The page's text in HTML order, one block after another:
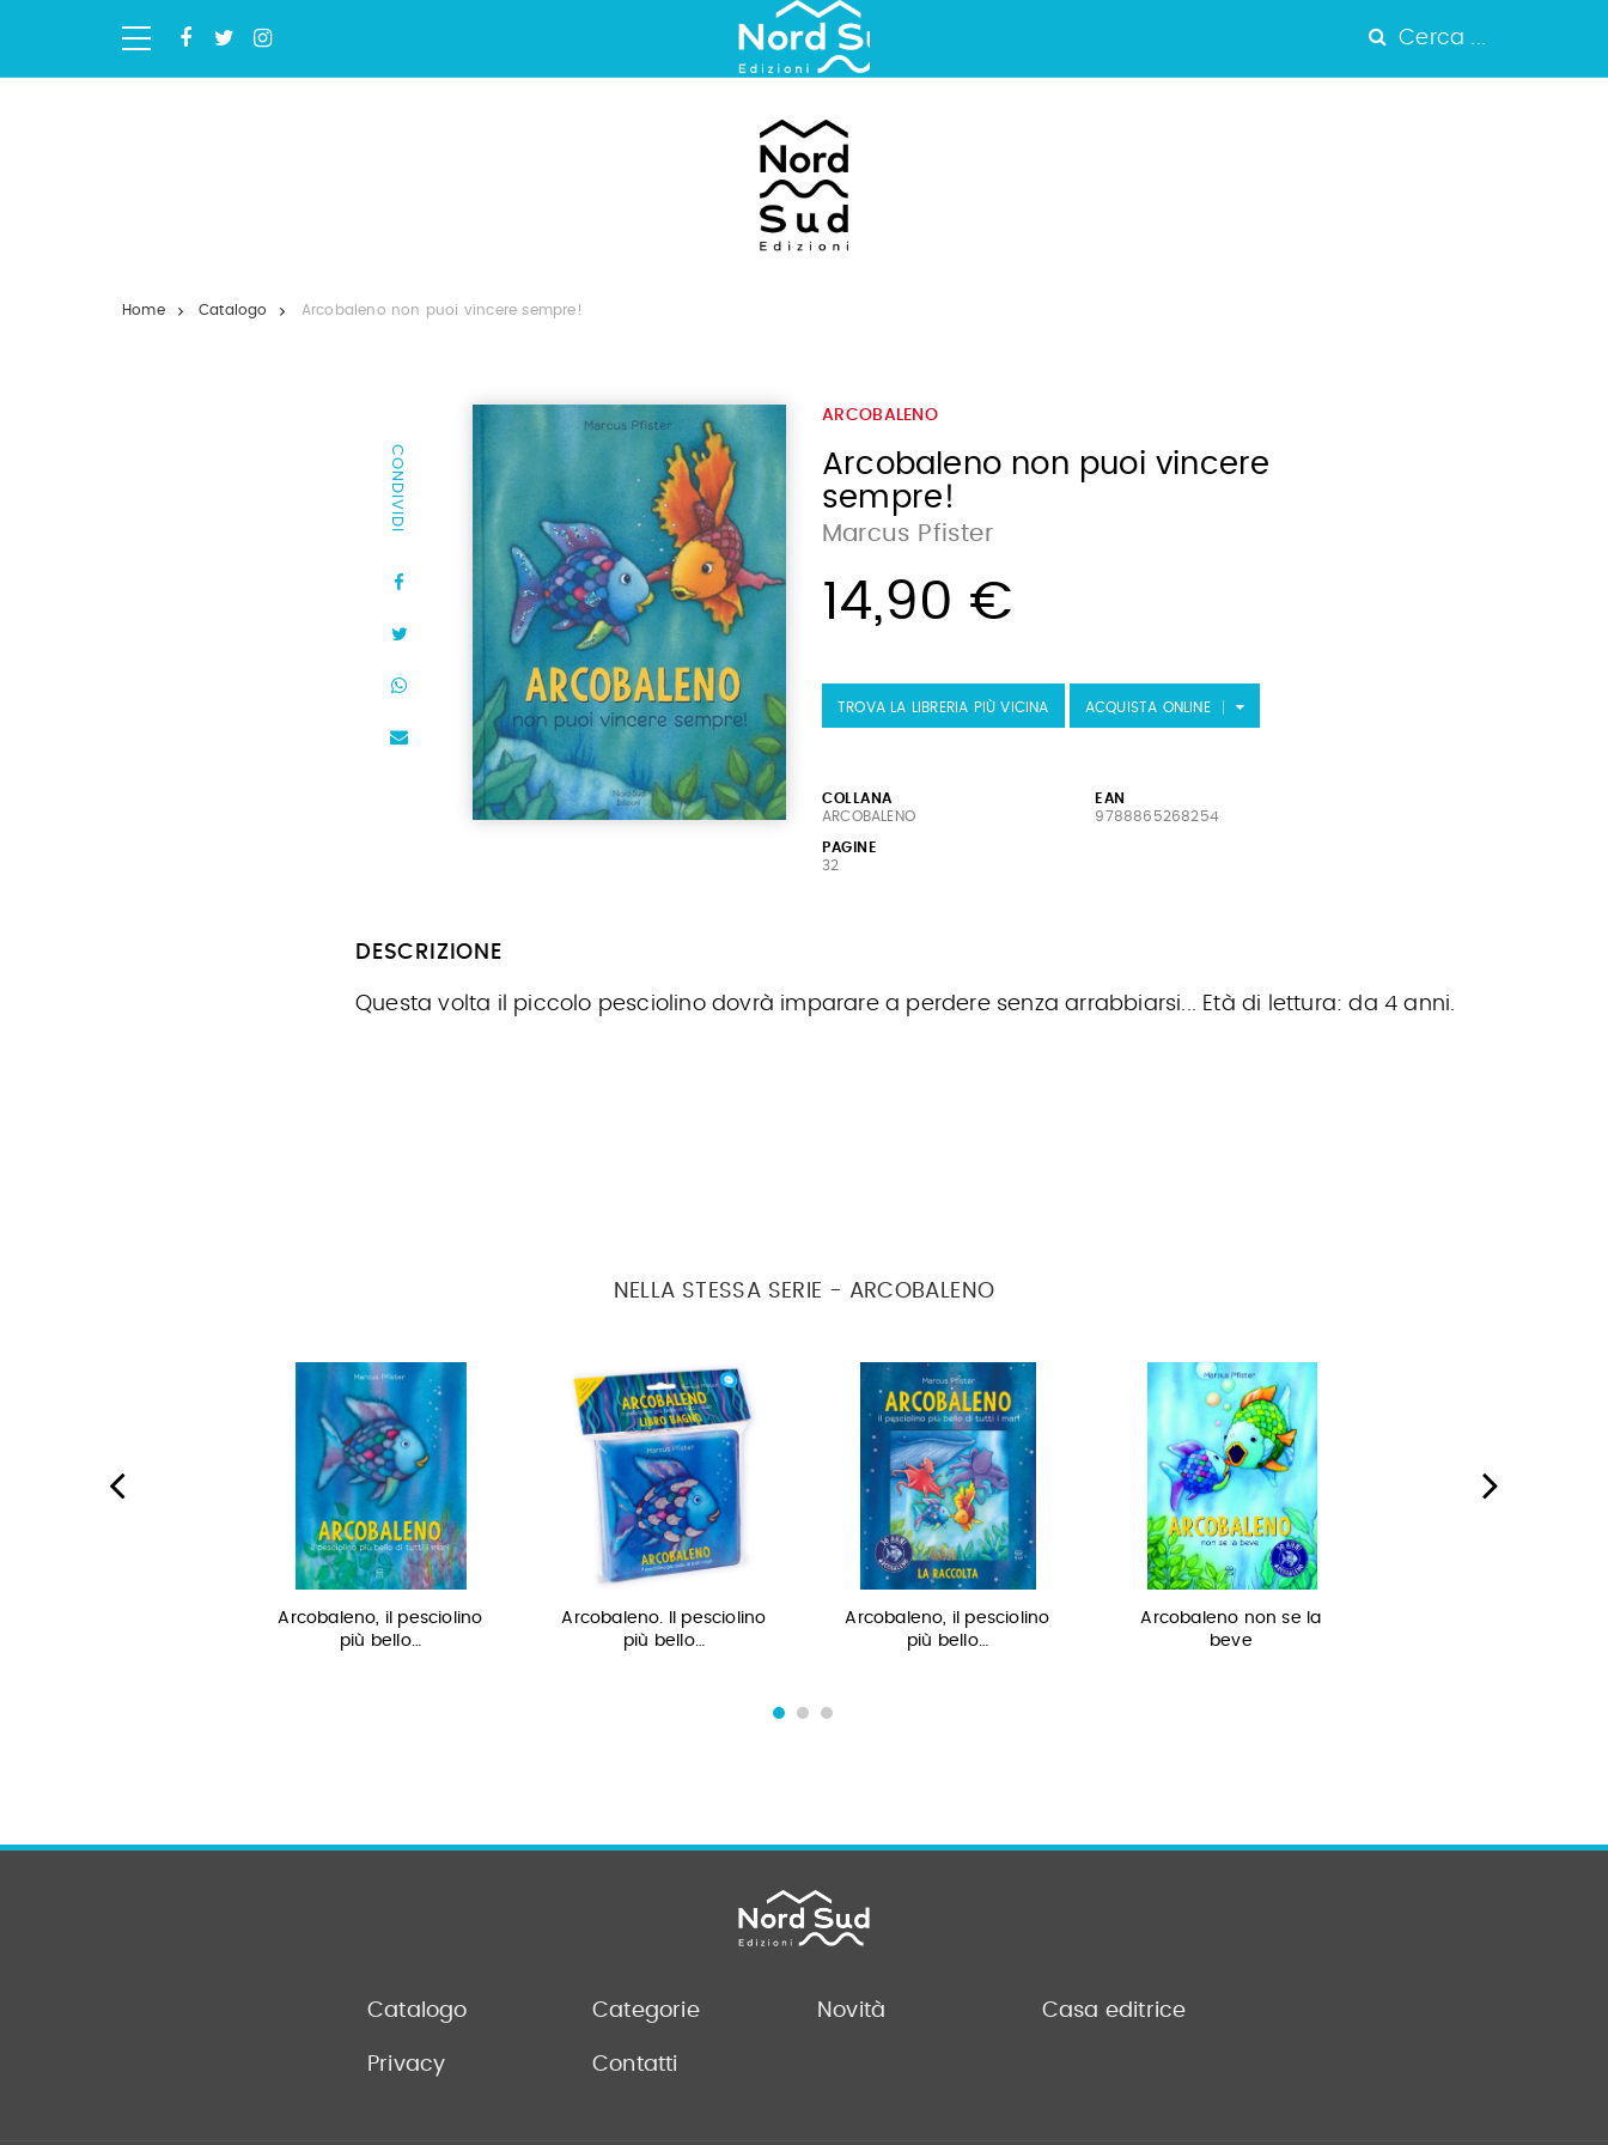
Cerca ...
Home Catalogo Arcobaleno non puoi vincere sempre!
CONDIVIDI
ARCOBALENO
Arcobaleno non puoi vincere
sempre!
Marcus Pfister
14,90 €
TROVA LA LIBRERIA PIÙ VICINA ACQUISTA ONLINE
COLLANA
ARCOBALENO
EAN
9788865268254
PAGINE
32
DESCRIZIONE
Questa volta il piccolo pesciolino dovrà imparare a perdere senza arrabbiarsi... Età di lettura: da 4 anni.
NELLA STESSA SERIE - ARCOBALENO
Arcobaleno, il pesciolino
più bello…
Arcobaleno. Il pesciolino
più bello…
Arcobaleno, il pesciolino
più bello…
Arcobaleno non se la
beve
Catalogo Categorie Novità Casa editrice
Privacy Contatti